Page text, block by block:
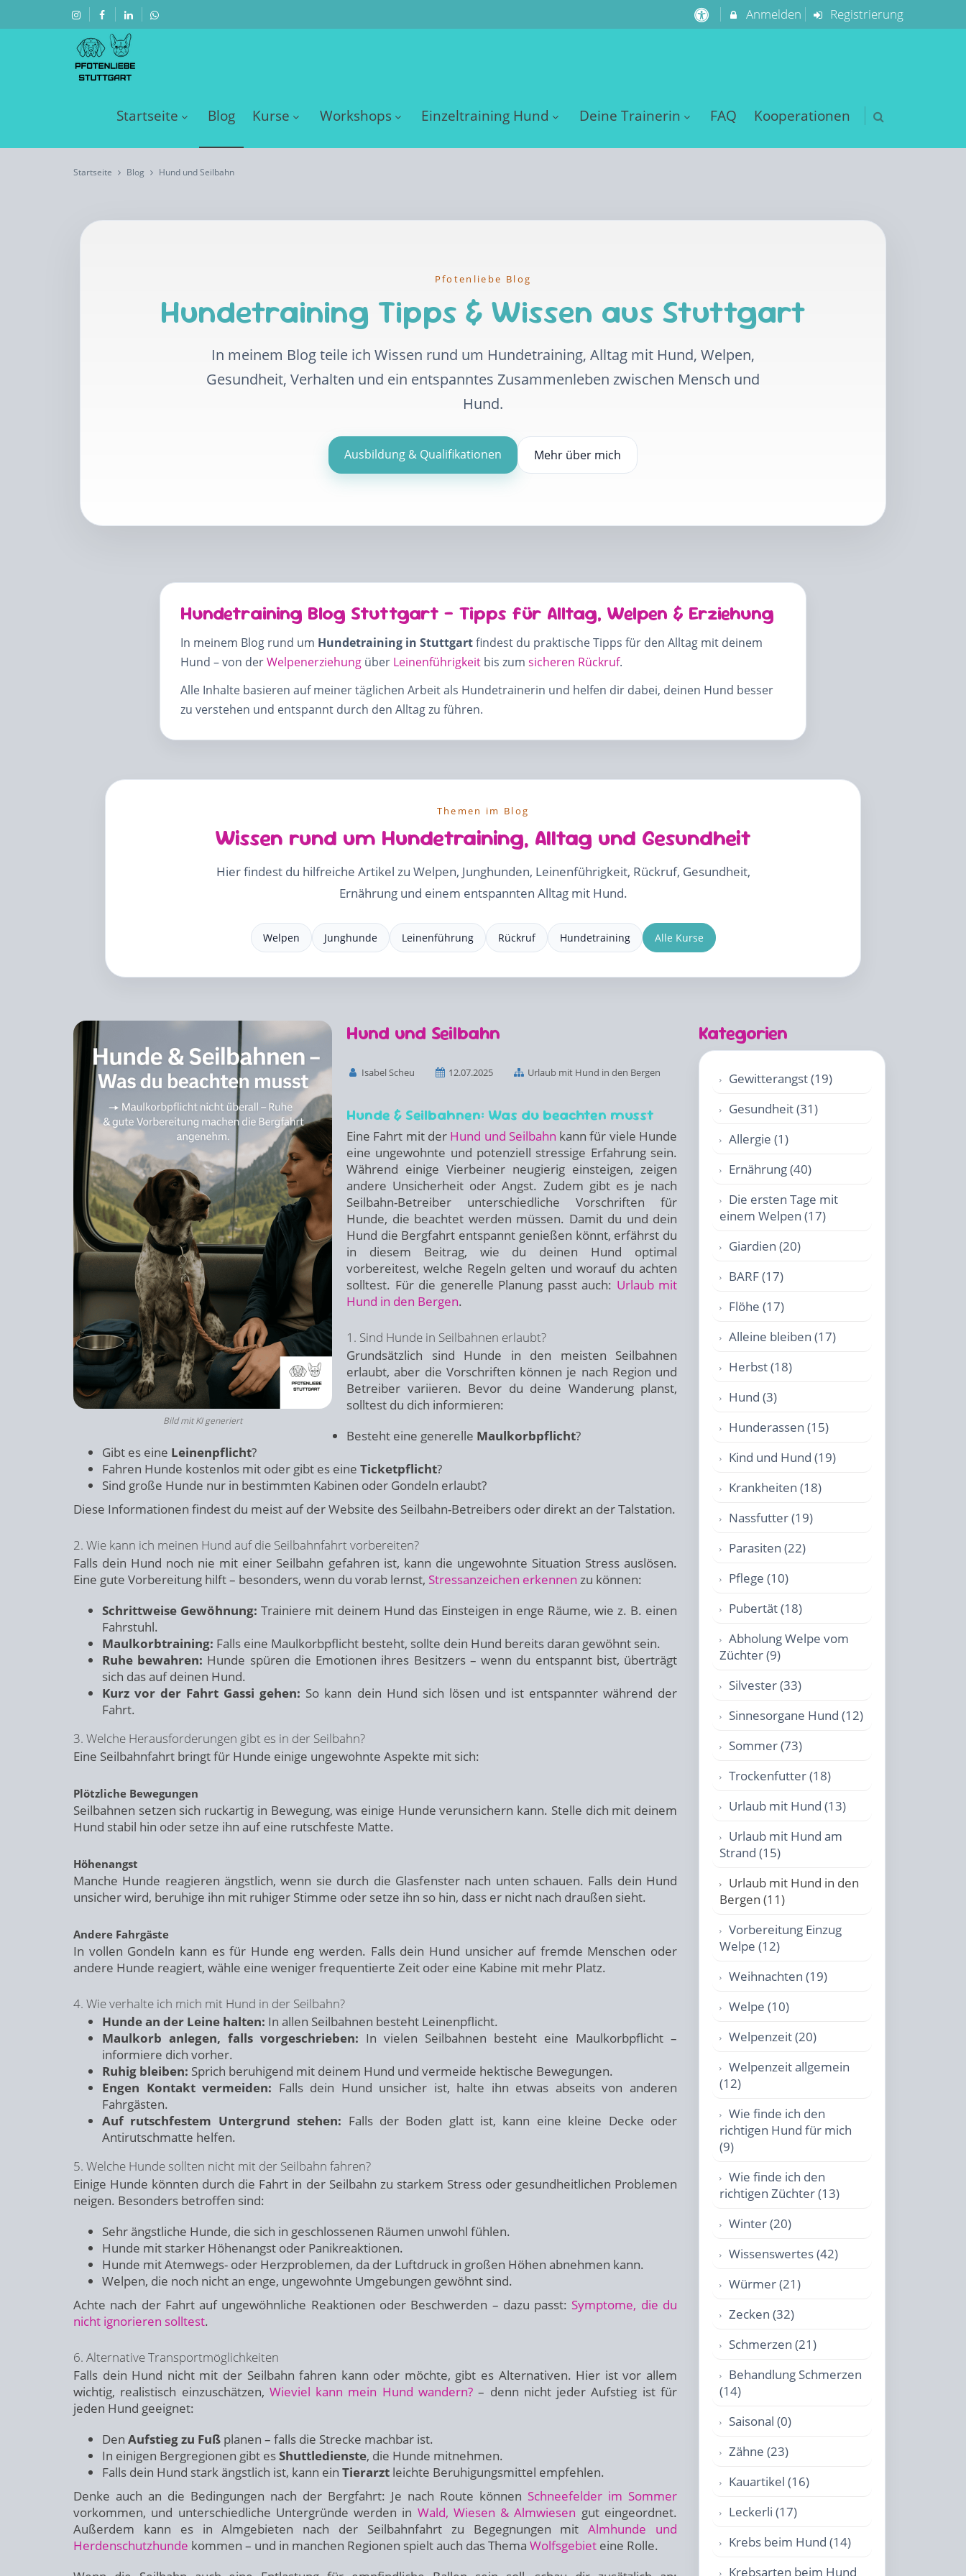
Anmelden Registrierung
Startseite Blog Kurse Workshops Einzeltraining Hund Deine Trainerin FAQ Kooperationen
Startseite Blog Hund und Seilbahn
Pfotenliebe Blog
Hundetraining Tipps & Wissen aus Stuttgart
In meinem Blog teile ich Wissen rund um Hundetraining, Alltag mit Hund, Welpen,
Gesundheit, Verhalten und ein entspanntes Zusammenleben zwischen Mensch und
Hund.
Ausbildung & Qualifikationen Mehr über mich
Hundetraining Blog Stuttgart – Tipps für Alltag, Welpen & Erziehung
In meinem Blog rund um Hundetraining in Stuttgartfindest du praktische Tipps für den Alltag mit deinem
Hund – von derWelpenerziehung über Leinenführigkeit bis zum sicheren Rückruf.
Alle Inhalte basieren auf meiner täglichen Arbeit als Hundetrainerin und helfen dir dabei, deinen Hund besser
zu verstehen und entspannt durch den Alltag zu führen.
Themen im Blog
Wissen rund um Hundetraining, Alltag und Gesundheit
Hier findest du hilfreiche Artikel zu Welpen, Junghunden, Leinenführigkeit, Rückruf, Gesundheit,
Ernährung und einem entspannten Alltag mit Hund.
Welpen Junghunde Leinenführung Rückruf Hundetraining Alle Kurse
Bild mit KI generiert
Hund und Seilbahn
Isabel Scheu 12.07.2025 Urlaub mit Hund in den Bergen
Hunde & Seilbahnen: Was du beachten musst
Eine Fahrt mit der Hund und Seilbahn kann für viele Hunde
eine ungewohnte und potenziell stressige Erfahrung sein.
Während einige Vierbeiner neugierig einsteigen, zeigen
andere Unsicherheit oder Angst. Zudem gibt es je nach
Seilbahn-Betreiber unterschiedliche Vorschriften für
Hunde, die beachtet werden müssen. Damit du und dein
Hund die Bergfahrt entspannt genießen könnt, erfährst du
in diesem Beitrag, wie du deinen Hund optimal
vorbereitest, welche Regeln gelten und worauf du achten
solltest. Für die generelle Planung passt auch: Urlaub mit
Hund in den Bergen.
1. Sind Hunde in Seilbahnen erlaubt?
Grundsätzlich sind Hunde in den meisten Seilbahnen
erlaubt, aber die Vorschriften können je nach Region und
Betreiber variieren. Bevor du deine Wanderung planst,
solltest du dich informieren:
Besteht eine generelle Maulkorbpflicht?
Gibt es eine Leinenpflicht?
Fahren Hunde kostenlos mit oder gibt es eine Ticketpflicht?
Sind große Hunde nur in bestimmten Kabinen oder Gondeln erlaubt?
Diese Informationen findest du meist auf der Website des Seilbahn-Betreibers oder direkt an der Talstation.
2. Wie kann ich meinen Hund auf die Seilbahnfahrt vorbereiten?
Falls dein Hund noch nie mit einer Seilbahn gefahren ist, kann die ungewohnte Situation Stress auslösen.
Eine gute Vorbereitung hilft – besonders, wenn du vorab lernst, Stressanzeichen erkennen zu können:
Schrittweise Gewöhnung: Trainiere mit deinem Hund das Einsteigen in enge Räume, wie z. B. einen
Fahrstuhl.
Maulkorbtraining: Falls eine Maulkorbpflicht besteht, sollte dein Hund bereits daran gewöhnt sein.
Ruhe bewahren: Hunde spüren die Emotionen ihres Besitzers – wenn du entspannt bist, überträgt
sich das auf deinen Hund.
Kurz vor der Fahrt Gassi gehen: So kann dein Hund sich lösen und ist entspannter während der
Fahrt.
3. Welche Herausforderungen gibt es in der Seilbahn?
Eine Seilbahnfahrt bringt für Hunde einige ungewohnte Aspekte mit sich:
Plötzliche Bewegungen
Seilbahnen setzen sich ruckartig in Bewegung, was einige Hunde verunsichern kann. Stelle dich mit deinem
Hund stabil hin oder setze ihn auf eine rutschfeste Matte.
Höhenangst
Manche Hunde reagieren ängstlich, wenn sie durch die Glasfenster nach unten schauen. Falls dein Hund
unsicher wird, beruhige ihn mit ruhiger Stimme oder setze ihn so hin, dass er nicht nach draußen sieht.
Andere Fahrgäste
In vollen Gondeln kann es für Hunde eng werden. Falls dein Hund unsicher auf fremde Menschen oder
andere Hunde reagiert, wähle eine weniger frequentierte Zeit oder eine Kabine mit mehr Platz.
4. Wie verhalte ich mich mit Hund in der Seilbahn?
Hunde an der Leine halten: In allen Seilbahnen besteht Leinenpflicht.
Maulkorb anlegen, falls vorgeschrieben: In vielen Seilbahnen besteht eine Maulkorbpflicht –
informiere dich vorher.
Ruhig bleiben: Sprich beruhigend mit deinem Hund und vermeide hektische Bewegungen.
Engen Kontakt vermeiden: Falls dein Hund unsicher ist, halte ihn etwas abseits von anderen
Fahrgästen.
Auf rutschfestem Untergrund stehen: Falls der Boden glatt ist, kann eine kleine Decke oder
Antirutschmatte helfen.
5. Welche Hunde sollten nicht mit der Seilbahn fahren?
Einige Hunde könnten durch die Fahrt in der Seilbahn zu starkem Stress oder gesundheitlichen Problemen
neigen. Besonders betroffen sind:
Sehr ängstliche Hunde, die sich in geschlossenen Räumen unwohl fühlen.
Hunde mit starker Höhenangst oder Panikreaktionen.
Hunde mit Atemwegs- oder Herzproblemen, da der Luftdruck in großen Höhen abnehmen kann.
Welpen, die noch nicht an enge, ungewohnte Umgebungen gewöhnt sind.
Achte nach der Fahrt auf ungewöhnliche Reaktionen oder Beschwerden – dazu passt: Symptome, die du
nicht ignorieren solltest.
6. Alternative Transportmöglichkeiten
Falls dein Hund nicht mit der Seilbahn fahren kann oder möchte, gibt es Alternativen. Hier ist vor allem
wichtig, realistisch einzuschätzen, Wieviel kann mein Hund wandern? – denn nicht jeder Aufstieg ist für
jeden Hund geeignet:
Den Aufstieg zu Fuß planen – falls die Strecke machbar ist.
In einigen Bergregionen gibt esShuttledienste, die Hunde mitnehmen.
Falls dein Hund stark ängstlich ist, kann ein Tierarzt leichte Beruhigungsmittel empfehlen.
Denke auch an die Bedingungen nach der Bergfahrt: Je nach Route können Schneefelder im Sommer
vorkommen, und unterschiedliche Untergründe werden in Wald, Wiesen & Almwiesen gut eingeordnet.
Außerdem kann es in Almgebieten nach der Seilbahnfahrt zu Begegnungen mitAlmhunde und
Herdenschutzhunde kommen – und in manchen Regionen spielt auch das Thema Wolfsgebiet eine Rolle.
Kategorien
Gewitterangst (19)
Gesundheit (31)
Allergie (1)
Ernährung (40)
Die ersten Tage mit
einem Welpen (17)
Giardien (20)
BARF (17)
Flöhe (17)
Alleine bleiben (17)
Herbst (18)
Hund (3)
Hunderassen (15)
Kind und Hund (19)
Krankheiten (18)
Nassfutter (19)
Parasiten (22)
Pflege (10)
Pubertät (18)
Abholung Welpe vom
Züchter (9)
Silvester (33)
Sinnesorgane Hund (12)
Sommer (73)
Trockenfutter (18)
Urlaub mit Hund (13)
Urlaub mit Hund am
Strand (15)
Urlaub mit Hund in den
Bergen (11)
Vorbereitung Einzug
Welpe (12)
Weihnachten (19)
Welpe (10)
Welpenzeit (20)
Welpenzeit allgemein
(12)
Wie finde ich den
richtigen Hund für mich
(9)
Wie finde ich den
richtigen Züchter (13)
Winter (20)
Wissenswertes (42)
Würmer (21)
Zecken (32)
Schmerzen (21)
Behandlung Schmerzen
(14)
Saisonal (0)
Zähne (23)
Kauartikel (16)
Leckerli (17)
Krebs beim Hund (14)
Krebsarten beim Hund